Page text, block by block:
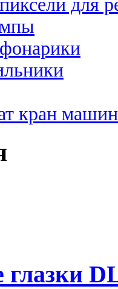
для
кран
глазки